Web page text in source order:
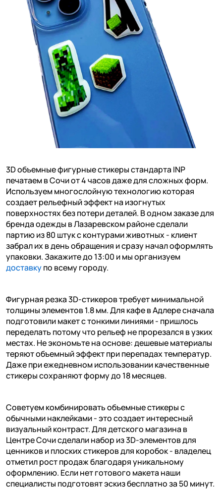
3D объемные фигурные стикеры стандарта INP
печатаем в Сочи от 4 часов даже для сложных форм.
Используем многослойную технологию которая
создает рельефный эффект на изогнутых
поверхностях без потери деталей. В одном заказе для
бренда одежды в Лазаревском районе сделали
партию из 80 штук с контурами животных - клиент
забрал их в день обращения и сразу начал оформлять
упаковки. Закажите до 13:00 и мы организуем
доставкупо всему городу.
Фигурная резка 3D-стикеров требует минимальной
толщины элементов 1.8 мм. Для кафе в Адлере сначала
подготовили макет с тонкими линиями - пришлось
переделать потому что рельеф не прорезался в узких
местах. Не экономьте на основе: дешевые материалы
теряют объемный эффект при перепадах температур.
Даже при ежедневном использовании качественные
стикеры сохраняют форму до 18 месяцев.
Советуем комбинировать объемные стикеры с
обычными наклейками - это создает интересный
визуальный контраст. Для детского магазина в
Центре Сочи сделали набор из 3D-элементов для
ценников и плоских стикеров для коробок - владелец
отметил рост продаж благодаря уникальному
оформлению. Если нет готового макета наши
специалисты подготовят эскиз бесплатно за 50 минут.